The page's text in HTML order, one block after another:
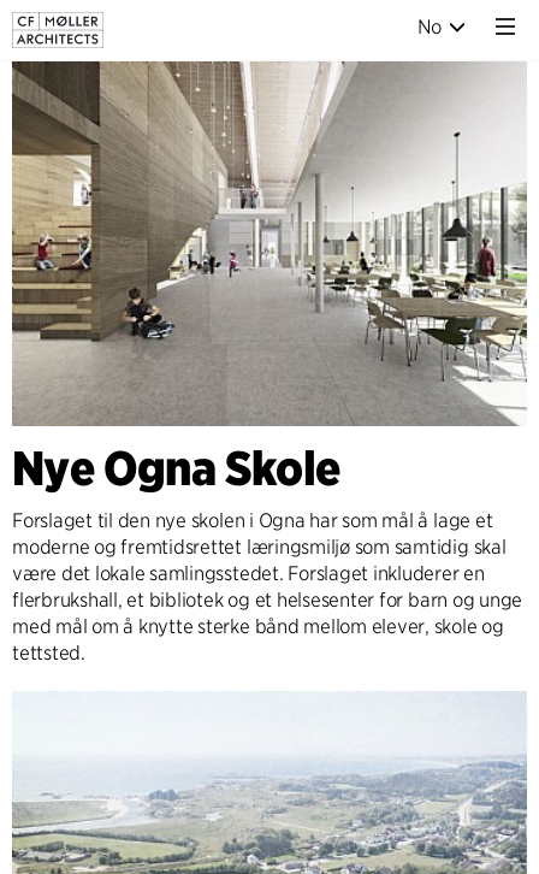
No
Nye Ogna Skole
Forslaget til den nye skolen i Ogna har som mål å lage et
moderne og fremtidsrettet læringsmiljø som samtidig skal
være det lokale samlingsstedet. Forslaget inkluderer en
flerbrukshall, et bibliotek og et helsesenter for barn og unge
med mål om å knytte sterke bånd mellom elever, skole og
tettsted.